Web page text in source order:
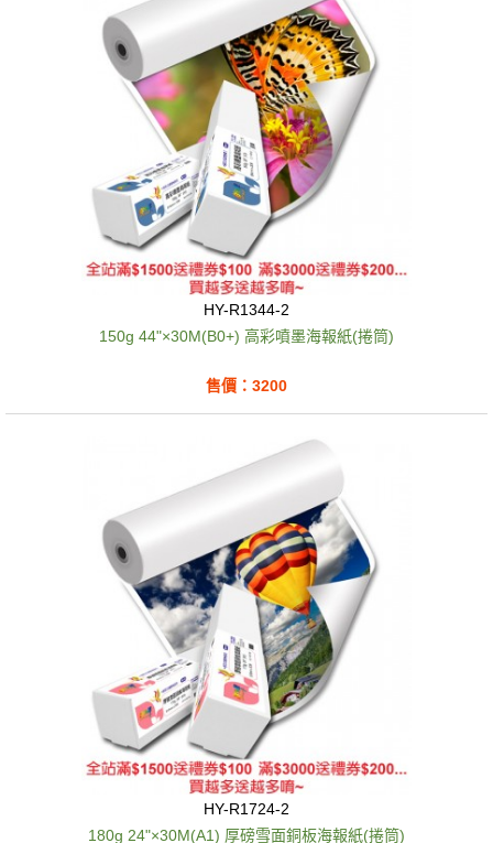
HY-R1344-2
150g 44"×30M(B0+) 高彩噴墨海報紙(捲筒)
售價：3200
HY-R1724-2
180g 24"×30M(A1) 厚磅雪面銅板海報紙(捲筒)